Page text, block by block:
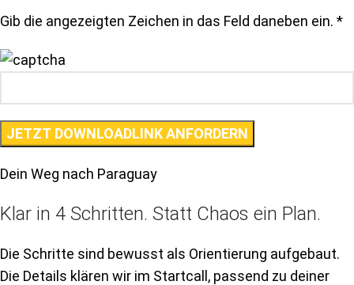
Gib die angezeigten Zeichen in das Feld daneben ein. *
Dein Weg nach Paraguay
Klar in 4 Schritten. Statt Chaos ein Plan.
Die Schritte sind bewusst als Orientierung aufgebaut.
Die Details klären wir im Startcall, passend zu deiner